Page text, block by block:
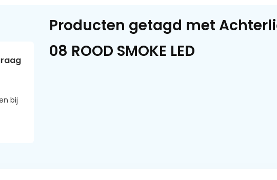
bij
Producten getagd met
08 ROOD SMOKE LED